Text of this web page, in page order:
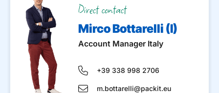
Direct contact
Mirco Bottarelli (I)
Account Manager Italy
+39 338 998 2706
m.bottarelli@packit.eu